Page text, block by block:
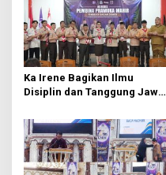
Ka Irene Bagikan Ilmu
Disiplin dan Tanggung Jawab
Manado